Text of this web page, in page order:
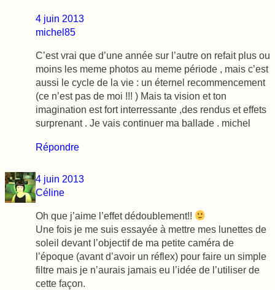
4 juin 2013
michel85
C’est vrai que d’une année sur l’autre on refait plus ou
moins les meme photos au meme période , mais c’est
aussi le cycle de la vie : un éternel recommencement
(ce n’est pas de moi !!! ) Mais ta vision et ton
imagination est fort interressante ,des rendus et effets
surprenant . Je vais continuer ma ballade . michel
Répondre
4 juin 2013
Céline
Oh que j’aime l’effet dédoublement!!
Une fois je me suis essayée à mettre mes lunettes de
soleil devant l’objectif de ma petite caméra de
l’époque (avant d’avoir un réflex) pour faire un simple
filtre mais je n’aurais jamais eu l’idée de l’utiliser de
cette façon.